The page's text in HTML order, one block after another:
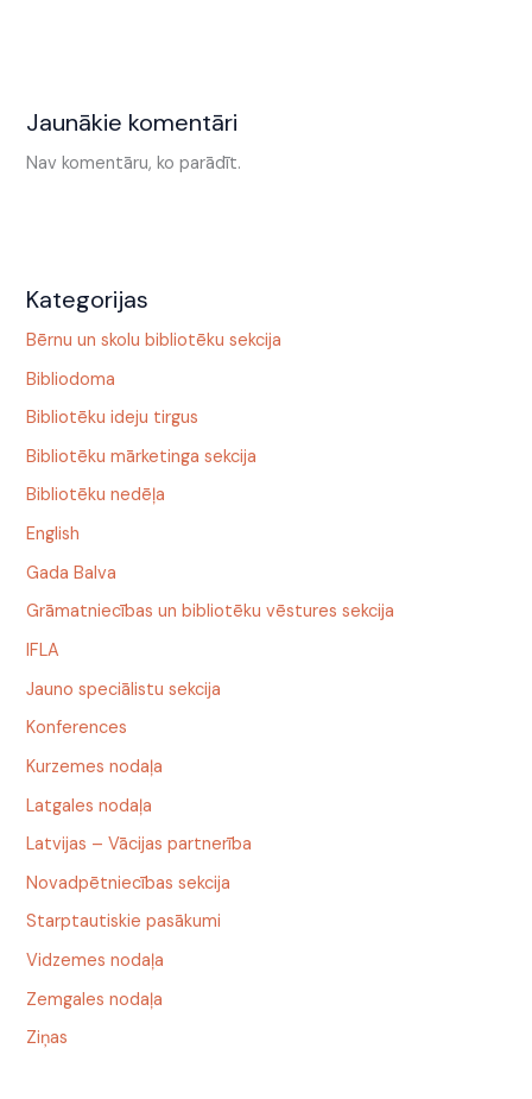
Jaunākie komentāri
Nav komentāru, ko parādīt.
Kategorijas
Bērnu un skolu bibliotēku sekcija
Bibliodoma
Bibliotēku ideju tirgus
Bibliotēku mārketinga sekcija
Bibliotēku nedēļa
English
Gada Balva
Grāmatniecības un bibliotēku vēstures sekcija
IFLA
Jauno speciālistu sekcija
Konferences
Kurzemes nodaļa
Latgales nodaļa
Latvijas – Vācijas partnerība
Novadpētniecības sekcija
Starptautiskie pasākumi
Vidzemes nodaļa
Zemgales nodaļa
Ziņas